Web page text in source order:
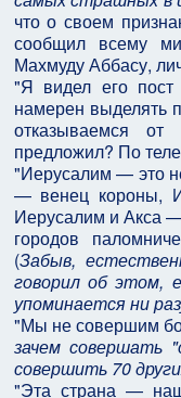
что о своем
сообщил всему
Махмуду Аббасу,
"Я видел его
намерен выделять
отказываемся
предложил? По
"Иерусалим — это
— венец короны,
Иерусалим и Акса —
городов
(Забыв,
говорил об этом,
упоминается ни
"Мы не совершим
зачем совершать
совершить 70
"Эта страна —